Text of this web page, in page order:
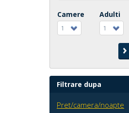
Camere
1
Adulti
1
Filtrare dupa
Pret/camera/noapte